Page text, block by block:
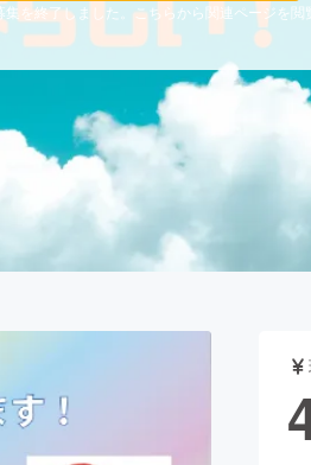
for Social Good
ふるさと納税 machi-yaコミュニティ
を終了しました。こちらから関連ページを閲